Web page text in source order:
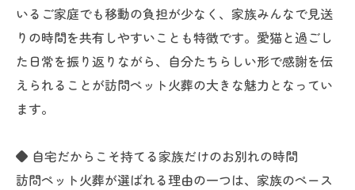
いるご家庭でも移動の負担が少なく、家族みんなで見送
りの時間を共有しやすいことも特徴です。愛猫と過ごし
た日常を振り返りながら、自分たちらしい形で感謝を伝
えられることが訪問ペット火葬の大きな魅力となってい
ます。
◆ 自宅だからこそ持てる家族だけのお別れの時間
訪問ペット火葬が選ばれる理由の一つは、家族のペース